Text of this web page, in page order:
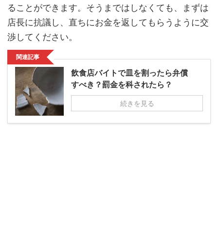
ることができます。そうまではしなくても、まずは
店長に抗議し、直ちにお金を返してもらうように交
渉してください。
関連記事
飲食店バイトで皿を割ったら弁償
すべき？罰金を科されたら？
続きを見る